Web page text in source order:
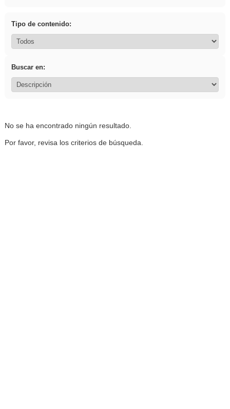
Tipo de contenido:
Buscar en:
No se ha encontrado ningún resultado.
Por favor, revisa los criterios de búsqueda.